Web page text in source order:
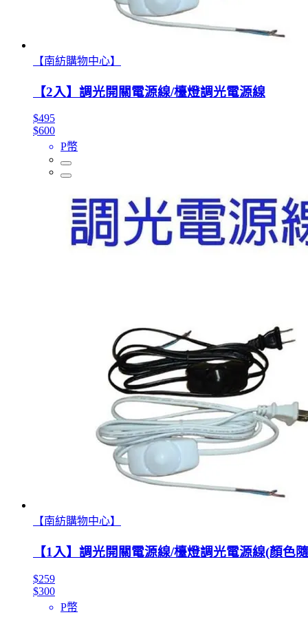
【南紡購物中心】
【2入】調光開關電源線/檯燈調光電源線
$495
$600
P幣
【南紡購物中心】
【1入】調光開關電源線/檯燈調光電源線(顏色
$259
$300
P幣